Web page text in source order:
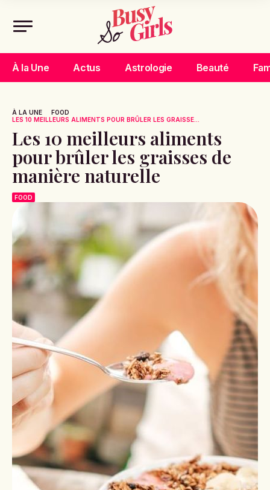
À la Une Actus Astrologie Beauté
À LA UNE
FOOD
LES 10 MEILLEURS ALIMENTS POUR BRÛLER LES GRAISSE...
Les 10 meilleurs aliments
pour brûler les graisses de
manière naturelle
FOOD